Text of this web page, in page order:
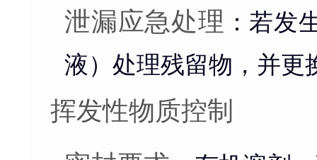
泄漏应急处理 ：若发
液）处理残留物，并更
挥发性物质控制